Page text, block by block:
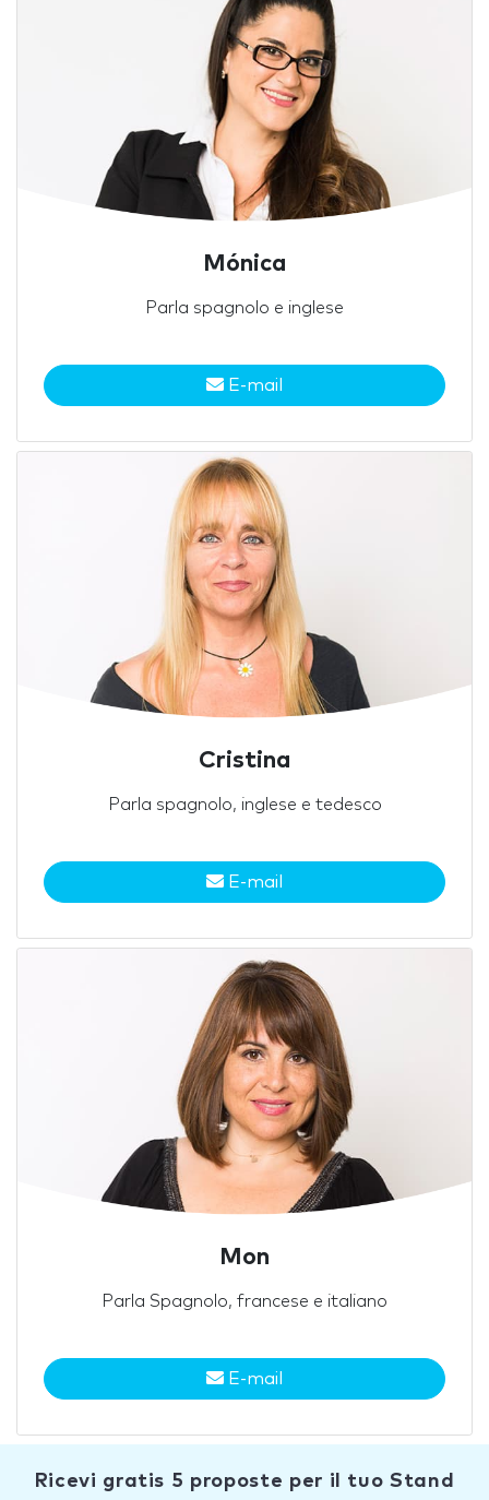
Mónica
Parla spagnolo e inglese
E-mail
Cristina
Parla spagnolo, inglese e tedesco
E-mail
Mon
Parla Spagnolo, francese e italiano
E-mail
Ricevi gratis 5 proposte per il tuo Stand